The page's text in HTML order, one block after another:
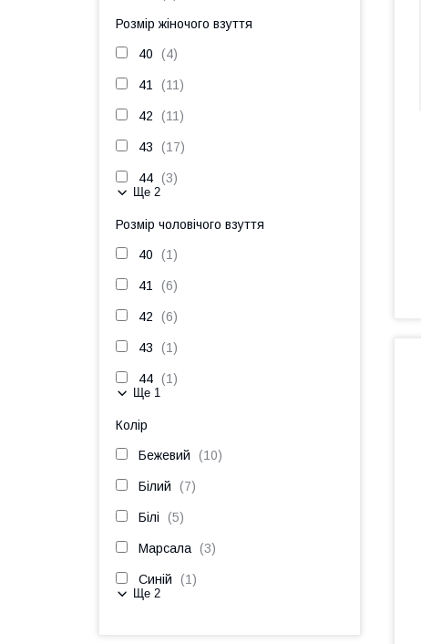
Розмір жіночого взуття
40 4
41 11
42 11
43 17
44 3
Ще 2
Розмір чоловічого взуття
40 1
41 6
42 6
43 1
44 1
Ще 1
Колір
Бежевий 10
Білий 7
Білі 5
Марсала 3
Синій 1
Ще 2